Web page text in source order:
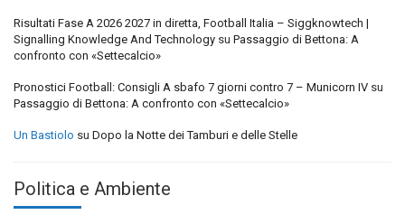
Risultati Fase A 2026 2027 in diretta, Football Italia – Siggknowtech |
Signalling Knowledge And Technology su Passaggio di Bettona: A
confronto con «Settecalcio»
Pronostici Football: Consigli A sbafo 7 giorni contro 7 – Municorn IV su
Passaggio di Bettona: A confronto con «Settecalcio»
Un Bastiolo su Dopo la Notte dei Tamburi e delle Stelle
Politica e Ambiente